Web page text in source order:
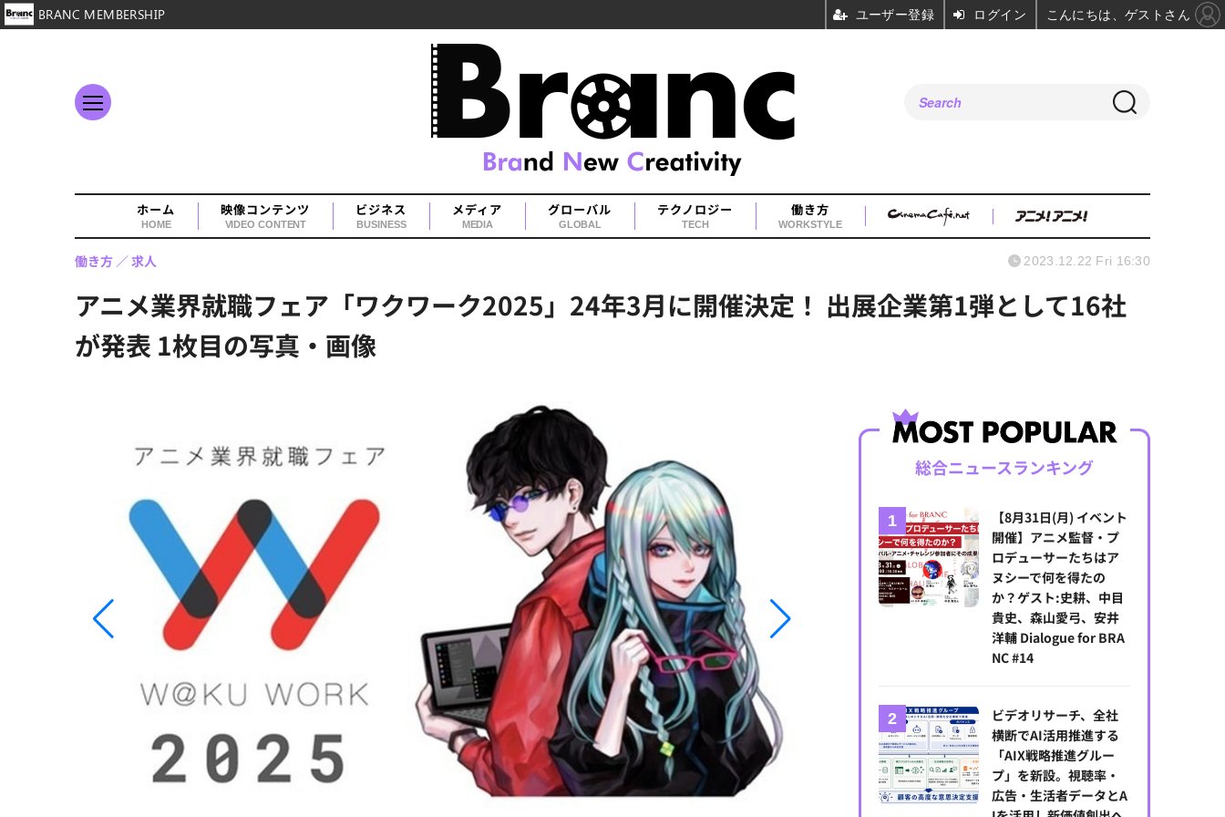
ホーム
HOME
映像コンテンツ
VIDEO CONTENT
ビジネス
BUSINESS
メディア
MEDIA
グローバル
GLOBAL
テクノロジー
TECH
働き方
WORKSTYLE
アニメ業界就職フェア「ワクワーク2025」24年3月に開催決定！ 出展企業第1弾として16社
が発表 1枚目の写真・画像
働き方 求人 2023.12.22 Fri 16:30
総合ニュースランキング
【8月31日(月) イベント
開催】アニメ監督・プ
ロデューサーたちはア
ヌシーで何を得たの
か？ゲスト:史耕、中目
貴史、森山愛弓、安井
洋輔 Dialogue for BRA
NC #14
ビデオリサーチ、全社
横断でAI活用推進する
「AIX戦略推進グルー
プ」を新設。視聴率・
広告・生活者データとA
BRANC MEMBERSHIP ユーザー登録 ログイン こんにちは、ゲストさん